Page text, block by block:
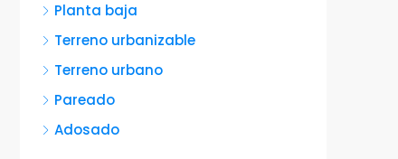
Planta baja
Terreno urbanizable
Terreno urbano
Pareado
Adosado